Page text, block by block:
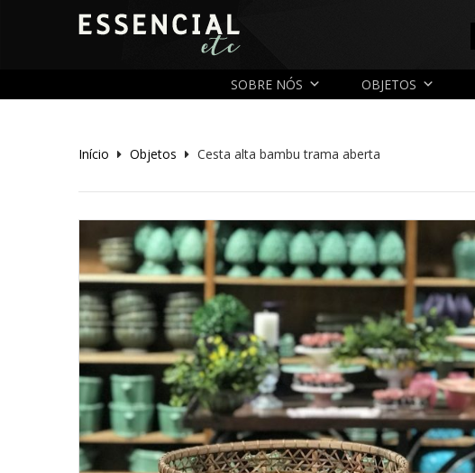
SOBRE NÓS OBJETOS
Início Objetos Cesta alta bambu trama aberta